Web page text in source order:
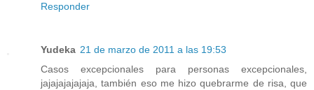
Responder
Yudeka 21 de marzo de 2011 a las 19:53
Casos excepcionales para personas excepcionales,
jajajajajajaja, también eso me hizo quebrarme de risa, que